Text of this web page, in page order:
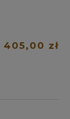
405,00 zł